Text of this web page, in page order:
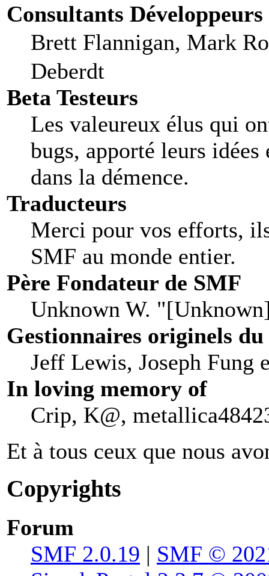
Consultants Développeurs
Brett Flannigan, Mark
Deberdt
Beta Testeurs
Les valeureux élus qui
bugs, apporté leurs
dans la démence.
Traducteurs
Merci pour vos efforts,
SMF au monde entier.
Père Fondateur de SMF
Unknown W.
Gestionnaires originels
Jeff Lewis, Joseph Fung
In loving memory of
Crip, K@,
Et à tous ceux que nous
Copyrights
Forum
SMF 2.0.19 | SMF ©